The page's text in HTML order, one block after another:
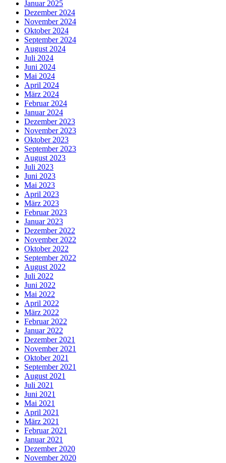
Januar 2025
Dezember 2024
November 2024
Oktober 2024
September 2024
August 2024
Juli 2024
Juni 2024
Mai 2024
April 2024
März 2024
Februar 2024
Januar 2024
Dezember 2023
November 2023
Oktober 2023
September 2023
August 2023
Juli 2023
Juni 2023
Mai 2023
April 2023
März 2023
Februar 2023
Januar 2023
Dezember 2022
November 2022
Oktober 2022
September 2022
August 2022
Juli 2022
Juni 2022
Mai 2022
April 2022
März 2022
Februar 2022
Januar 2022
Dezember 2021
November 2021
Oktober 2021
September 2021
August 2021
Juli 2021
Juni 2021
Mai 2021
April 2021
März 2021
Februar 2021
Januar 2021
Dezember 2020
November 2020